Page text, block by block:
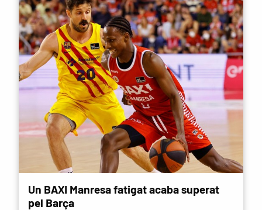
Un BAXI Manresa fatigat acaba superat
pel Barça